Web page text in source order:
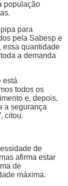
população
para
pela Sabesp e
essa quantidade
a demanda
está
todos os
e, depois,
a segurança
citou.
de
afirma estar
de
máxima.